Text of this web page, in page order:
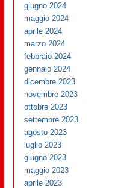
giugno 2024
maggio 2024
aprile 2024
marzo 2024
febbraio 2024
gennaio 2024
dicembre 2023
novembre 2023
ottobre 2023
settembre 2023
agosto 2023
luglio 2023
giugno 2023
maggio 2023
aprile 2023